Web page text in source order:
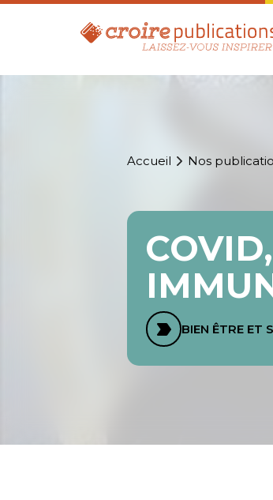
Accueil Nos
BIEN ÊTRE ET